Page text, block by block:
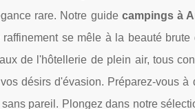
rare. Notre guidecampings à
se mêle à la beauté brute
de l'hôtellerie de plein air, tous
désirs d'évasion. Préparez-vous à
pareil. Plongez dans notre